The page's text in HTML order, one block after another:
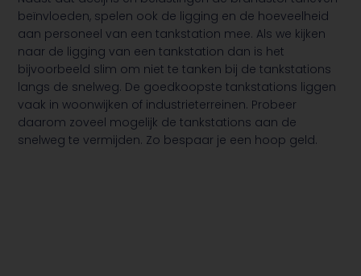
beïnvloeden, spelen ook de ligging en de hoeveelheid
aan personeel van een tankstation mee. Als we kijken
naar de ligging van een tankstation dan is het
bijvoorbeeld slim om niet te tanken bij de tankstations
langs de snelweg. De goedkoopste tankstations liggen
vaak in woonwijken of industrieterreinen. Probeer
daarom zoveel mogelijk de tankstations aan de
snelweg te vermijden. Zo bespaar je een hoop geld.